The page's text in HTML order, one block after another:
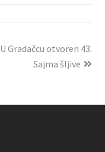
U Gradačcu otvoren 43.
Sajma šljive